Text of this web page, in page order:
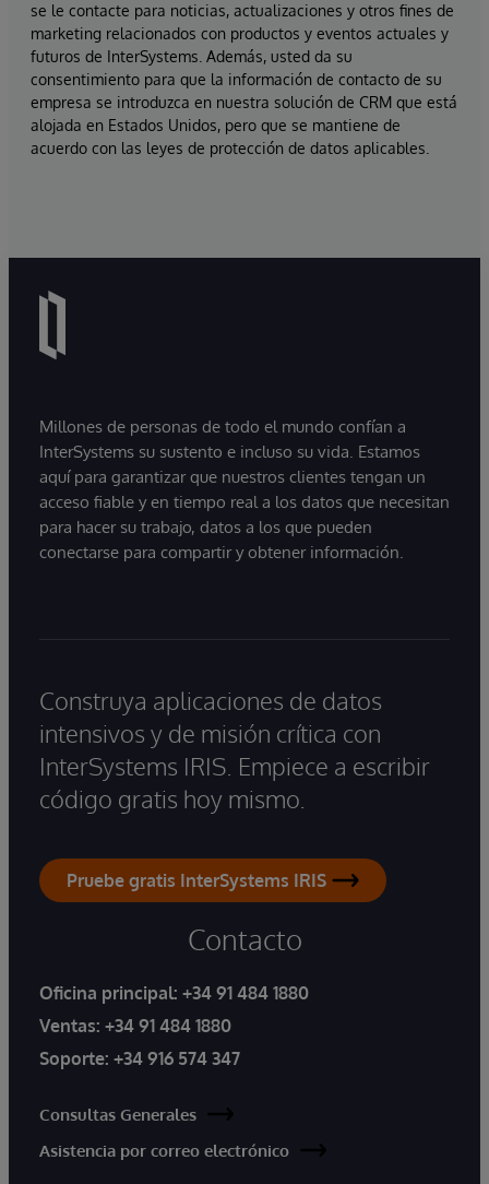
se le contacte para noticias, actualizaciones y otros fines de
marketing relacionados con productos y eventos actuales y
futuros de InterSystems. Además, usted da su
consentimiento para que la información de contacto de su
empresa se introduzca en nuestra solución de CRM que está
alojada en Estados Unidos, pero que se mantiene de
acuerdo con las leyes de protección de datos aplicables.
Millones de personas de todo el mundo confían a
InterSystems su sustento e incluso su vida. Estamos
aquí para garantizar que nuestros clientes tengan un
acceso fiable y en tiempo real a los datos que necesitan
para hacer su trabajo, datos a los que pueden
conectarse para compartir y obtener información.
Construya aplicaciones de datos
intensivos y de misión crítica con
InterSystems IRIS. Empiece a escribir
código gratis hoy mismo.
Pruebe gratis InterSystems IRIS
Contacto
Oficina principal: +34 91 484 1880
Ventas: +34 91 484 1880
Soporte: +34 916 574 347
Consultas Generales
Asistencia por correo electrónico